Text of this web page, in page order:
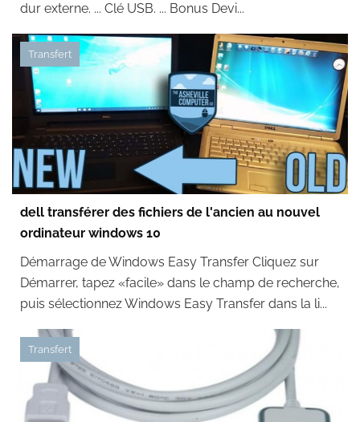
dur externe. ... Clé USB. ... Bonus Devi...
Transfert
dell transférer des fichiers de l'ancien au nouvel
ordinateur windows 10
Démarrage de Windows Easy Transfer Cliquez sur
Démarrer, tapez «facile» dans le champ de recherche,
puis sélectionnez Windows Easy Transfer dans la li...
Transfert